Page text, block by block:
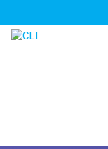
28
23
contacter